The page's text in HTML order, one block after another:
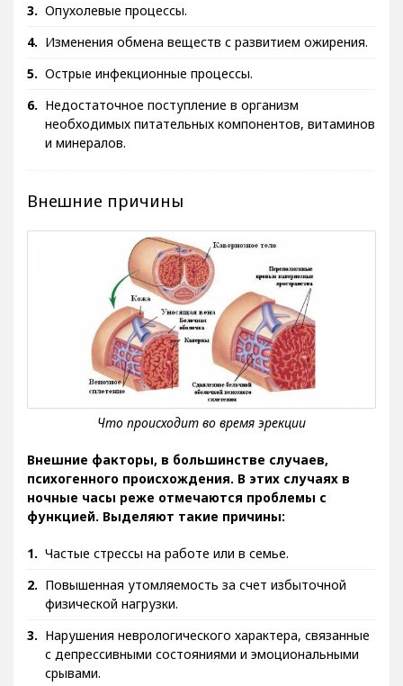
Опухолевые процессы.
Изменения обмена веществ с развитием ожирения.
Острые инфекционные процессы.
Недостаточное поступление в организм
необходимых питательных компонентов, витаминов
и минералов.
Внешние причины
Внешние факторы, в большинстве случаев,
психогенного происхождения. В этих случаях в
ночные часы реже отмечаются проблемы с
функцией. Выделяют такие причины:
Частые стрессы на работе или в семье.
Повышенная утомляемость за счет избыточной
физической нагрузки.
Нарушения неврологического характера, связанные
с депрессивными состояниями и эмоциональными
срывами.